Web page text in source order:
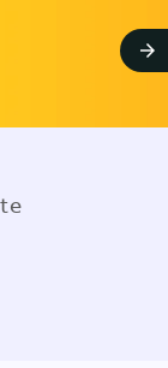
arrow_forward